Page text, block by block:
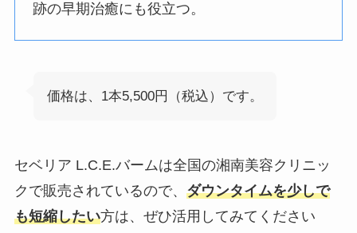
跡の早期治癒にも役立つ。
価格は、1本5,500円（税込）です。
セベリア L.C.E.バームは全国の湘南美容クリニッ
クで販売されているので、 ダウンタイムを少しで
も短縮したい方は、ぜひ活用してみてください